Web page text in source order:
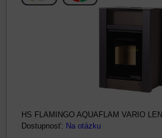
HS FLAMINGO AQUAFLAM VARIO
Dostupnosť: Na otázku